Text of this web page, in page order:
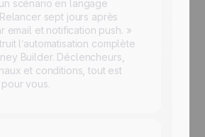
scénario en langage
sept jours après
email et notification push. »
l’automatisation complète
Builder. Déclencheurs,
et conditions, tout est
vous.